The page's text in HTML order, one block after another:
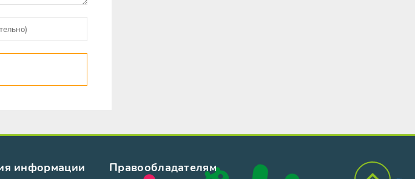
информации Правообладателям